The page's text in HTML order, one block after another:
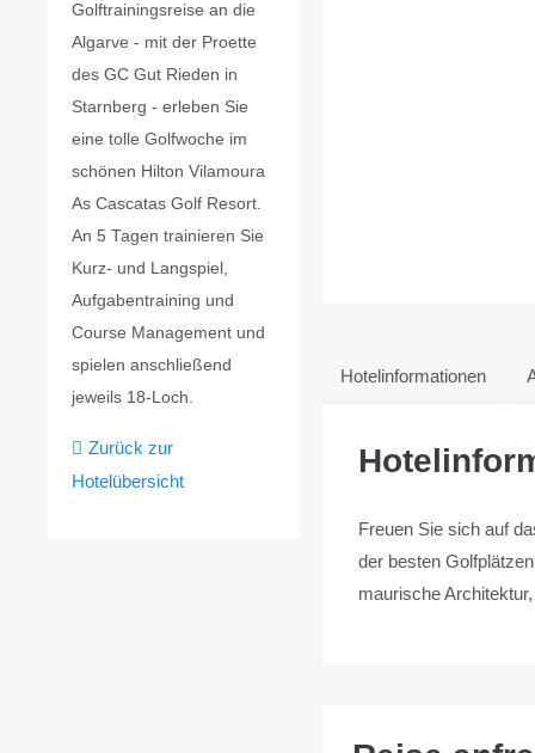
Golftrainingsreise an die
Algarve - mit der Proette
des GC Gut Rieden in
Starnberg - erleben Sie
eine tolle Golfwoche im
schönen Hilton Vilamoura
As Cascatas Golf Resort.
An 5 Tagen trainieren Sie
Kurz- und Langspiel,
Aufgabentraining und
Course Management und
spielen anschließend
jeweils 18-Loch.
Zurück zur
Hotelübersicht
Hotelinformationen
Freuen Sie sich auf
der besten
maurische